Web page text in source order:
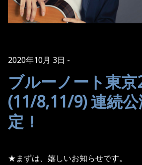
2020年10月 3日
ブルーノート東京
(11/8,11/9) 連続
定！
★まずは、嬉しいお知らせです。